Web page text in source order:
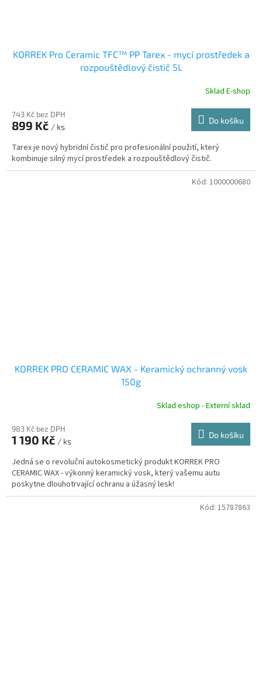
KORREK Pro Ceramic TFC™ PP Tarex - mycí prostředek a
rozpouštědlový čistič 5L
Sklad E-shop
743 Kč bez DPH
899 Kč / ks
Do košíku
Tarex je nový hybridní čistič pro profesionální použití, který
kombinuje silný mycí prostředek a rozpouštědlový čistič.
KORREK PRO CERAMIC WAX - Keramický ochranný vosk
150g
Sklad eshop - Externí sklad
983 Kč bez DPH
1 190 Kč / ks
Do košíku
Jedná se o revoluční autokosmetický produkt KORREK PRO
CERAMIC WAX - výkonný keramický vosk, který vašemu autu
poskytne dlouhotrvající ochranu a úžasný lesk!
Kód: 1000000680
Kód: 15787863